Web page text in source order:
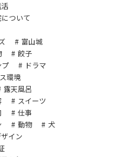
について
富山城
餃子
プ
ドラマ
環境
露天風呂
スイーツ
仕事
動物
犬
イン